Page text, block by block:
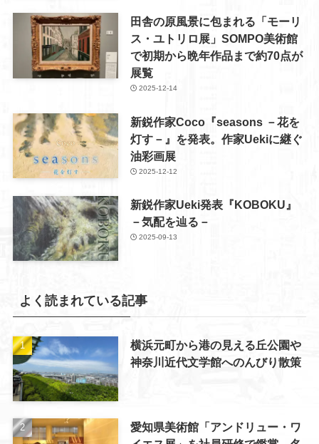
田舎の原風景に包まれる「モーリ
ス・ユトリロ展」SOMPO美術館
で初期から晩年作品まで約70点が
展覧
2025-12-14
新鋭作家Coco『seasons －花を
灯す－』を発表。作家Uekiに継ぐ
油彩画展
2025-12-12
新鋭作家Ueki発表『KOBOKU』
－気配を辿る－
2025-09-13
よく読まれている記事
横浜元町から港の見える丘公園や
神奈川近代文学館へのんびり散策
愛知県美術館「アンドリュー・ワ